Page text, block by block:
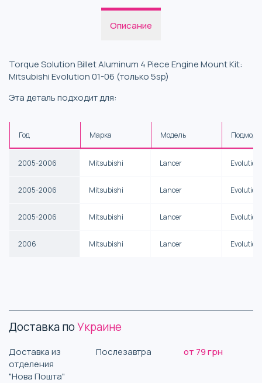
Описание
Torque Solution Billet Aluminum 4 Piece Engine Mount Kit:
Mitsubishi Evolution 01-06 (только 5sp)
Эта деталь подходит для:
Год Марка Модель
2005-2006 Mitsubishi Lancer Evolution
2005-2006 Mitsubishi Lancer Evolution
2005-2006 Mitsubishi Lancer Evolution
2006 Mitsubishi Lancer Evolution
Доставка поУкраине
Доставка из
отделения
"Нова Пошта"
Послезавтра от 79 грн